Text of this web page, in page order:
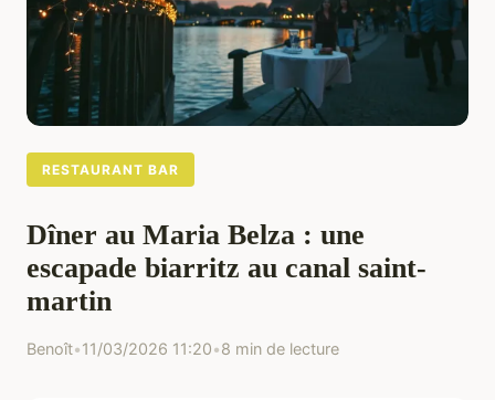
RESTAURANT BAR
Dîner au Maria Belza : une
escapade biarritz au canal saint-
martin
Benoît•11/03/2026 11:20•8 min de lecture